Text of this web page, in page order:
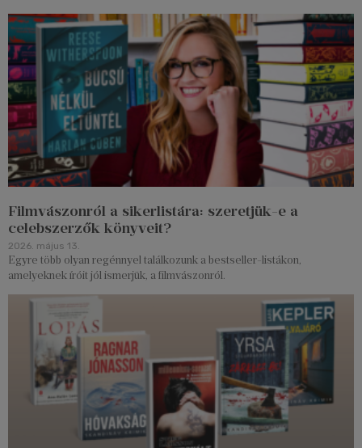
Filmvászonról a sikerlistára: szeretjük-e a
celebszerzők könyveit?
2026. május 13.
Egyre több olyan regénnyel találkozunk a bestseller-listákon,
amelyeknek íróit jól ismerjük, a filmvászonról.